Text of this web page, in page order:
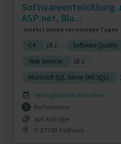
Softwareentwicklung
ASP.net, Bla...
zuletzt online vor wenigen Tagen
C# 18 J. Software Quality
Web Services
18 J.
Microsoft SQL-Server (MS SQL)
Verfügbarkeit einsehen
3
Referenzen
auf Anfrage
D-87748 Fellheim